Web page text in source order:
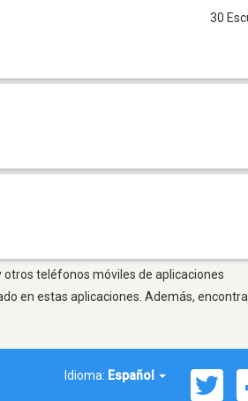
30
otros teléfonos móviles de aplicaciones
en estas aplicaciones. Además,
Idioma: Español